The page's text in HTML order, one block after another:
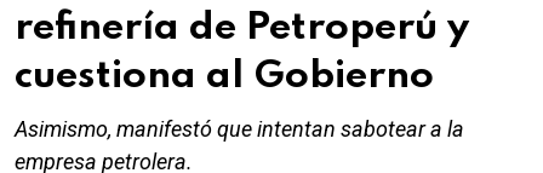
refinería de Petroperú y
cuestiona al Gobierno
Asimismo, manifestó que intentan sabotear a la
empresa petrolera.